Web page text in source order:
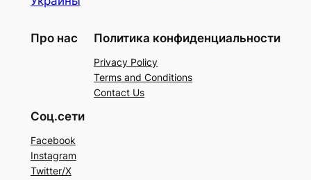
Про нас Политика конфиденциальности
Privacy Policy
Terms and Conditions
Contact Us
Соц.сети
Facebook
Instagram
Twitter/X